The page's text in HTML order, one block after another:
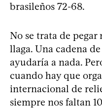
brasileños 72-68.
No se trata de
llaga. Una cadena
ayudaría a nada.
cuando hay que
internacional de
siempre nos faltan